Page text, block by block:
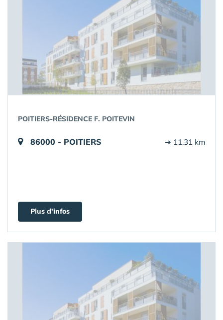
POITIERS-RÉSIDENCE F. POITEVIN
86000 - POITIERS ➔ 11.31 km
Plus d'infos